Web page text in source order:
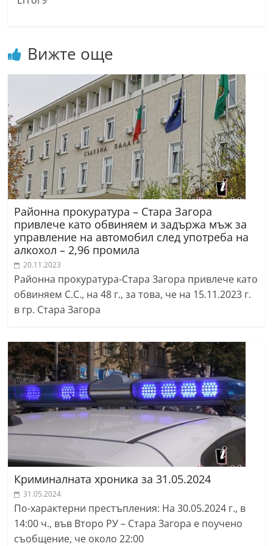
Вижте още
Районна прокуратура – Стара Загора
привлече като обвиняем и задържа мъж за
управление на автомобил след употреба на
алкохол – 2,96 промила
20.11.2023
Районна прокуратура-Стара Загора привлече като
обвиняем С.С., на 48 г., за това, че на 15.11.2023 г.
в гр. Стара Загора
Криминалната хроника за 31.05.2024
31.05.2024
По-характерни престъпления: На 30.05.2024 г., в
14:00 ч., във Второ РУ – Стара Загора е поучено
съобщение, че около 22:00